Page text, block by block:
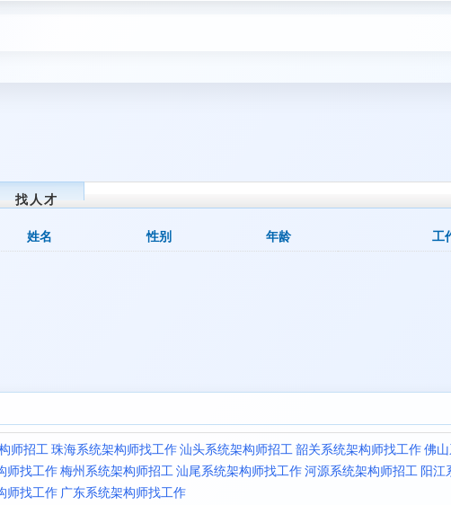
找人才
姓名 性别 年龄 工
师招工 珠海系统架构师找工作汕头系统架构师招工 韶关系统架构师找工作佛
师找工作梅州系统架构师招工 汕尾系统架构师找工作河源系统架构师招工 阳江
师找工作 广东系统架构师找工作